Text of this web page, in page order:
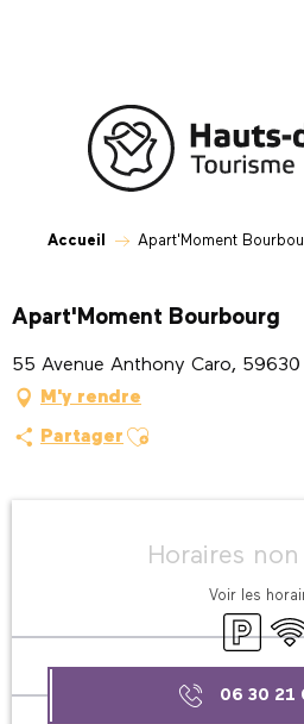
Accueil Apart'Moment
Apart'Moment Bourbourg
55 Avenue Anthony Caro, 59630
M'y rendre
Partager Ajouter aux favoris
Horaires
Voir les
ParkingWiFi
06 30 21